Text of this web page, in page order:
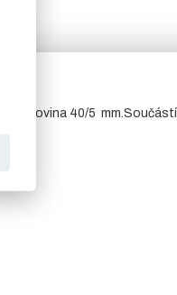
pásovina 40/5